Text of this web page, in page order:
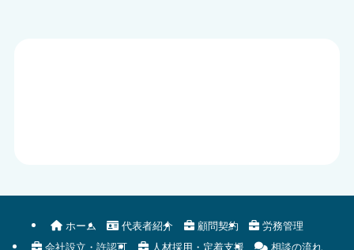
ホーム 代表者紹介 顧問契約
労務管理
会社設立・許認可
人材採用・定着支援 相談の流れ